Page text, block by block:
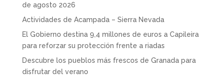
de agosto 2026
Actividades de Acampada – Sierra Nevada
El Gobierno destina 9,4 millones de euros a Capileira
para reforzar su protección frente a riadas
Descubre los pueblos más frescos de Granada para
disfrutar del verano